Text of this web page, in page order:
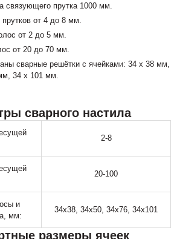
связующего прутка 1000 мм.
от 4 до 8 мм.
от 2 до 5 мм.
от 20 до 70 мм.
сварные решётки с ячейками: 34 х 38 мм,
34 х 101 мм.
сварного настила
2-8
20-100
и
мм:
34х38, 34х50, 34х76, 34х101
размеры ячеек